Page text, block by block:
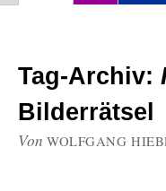
Tag-Archiv:
Bilderrätsel
Von WOLFGANG